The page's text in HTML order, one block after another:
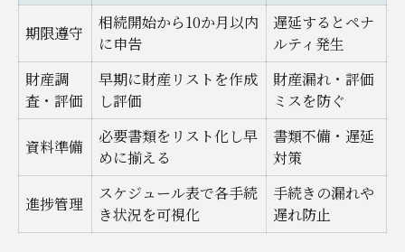
期限遵守
相続開始から10か月以内
に申告
遅延するとペナ
ルティ発生
財産調
査・評価
早期に財産リストを作成
し評価
財産漏れ・評価
ミスを防ぐ
資料準備
必要書類をリスト化し早
めに揃える
書類不備・遅延
対策
進捗管理
スケジュール表で各手続
き状況を可視化
手続きの漏れや
遅れ防止